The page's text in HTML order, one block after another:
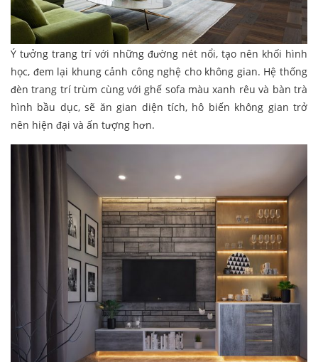
Ý tưởng trang trí với những đường nét nổi, tạo nên khối hình
học, đem lại khung cảnh công nghệ cho không gian. Hệ thống
đèn trang trí trùm cùng với ghế sofa màu xanh rêu và bàn trà
hình bầu dục, sẽ ăn gian diện tích, hô biến không gian trở
nên hiện đại và ấn tượng hơn.